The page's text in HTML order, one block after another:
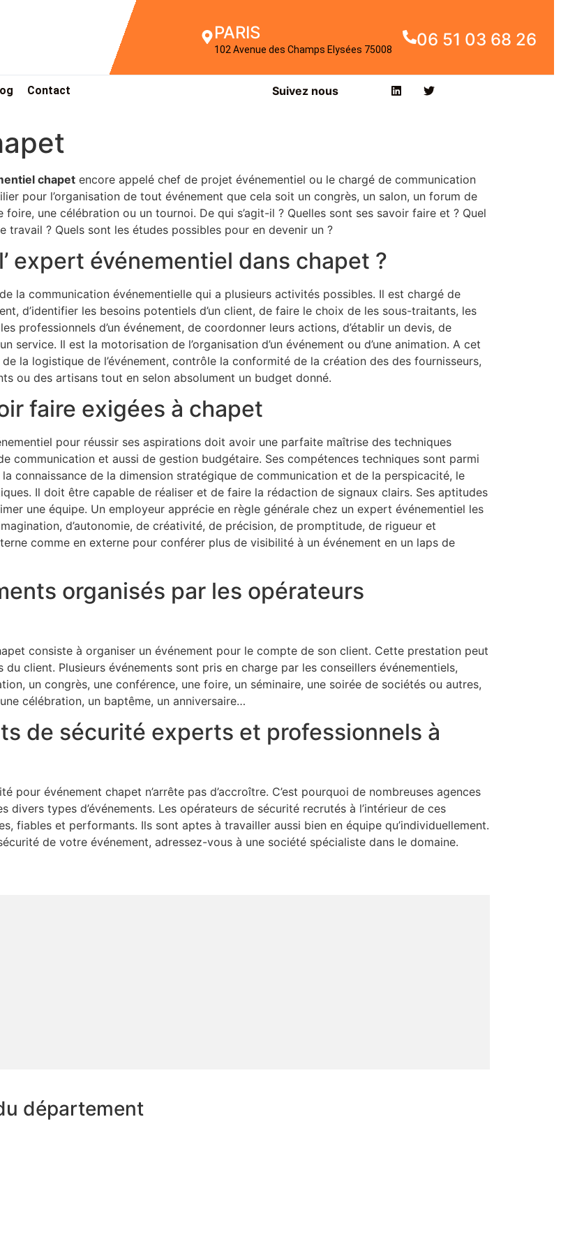
PARIS
102 Avenue des Champs Elysées 75008 06 51 03 68 26
Contact Suivez nous
chapet encore appelé chef de projet événementiel ou le chargé de communication
pour l’organisation de tout événement que cela soit un congrès, un salon, un forum de
foire, une célébration ou un tournoi. De qui s’agit-il ? Quelles sont ses savoir faire et ? Quel
travail ? Quels sont les études possibles pour en devenir un ?
expert événementiel dans chapet ?
de la communication événementielle qui a plusieurs activités possibles. Il est chargé de
d’identifier les besoins potentiels d’un client, de faire le choix de les sous-traitants, les
professionnels d’un événement, de coordonner leurs actions, d’établir un devis, de
service. Il est la motorisation de l’organisation d’un événement ou d’une animation. A cet
de la logistique de l’événement, contrôle la conformité de la création des des fournisseurs,
ou des artisans tout en selon absolument un budget donné.
faire exigées à chapet
pour réussir ses aspirations doit avoir une parfaite maîtrise des techniques
communication et aussi de gestion budgétaire. Ses compétences techniques sont parmi
la connaissance de la dimension stratégique de communication et de la perspicacité, le
Il doit être capable de réaliser et de faire la rédaction de signaux clairs. Ses aptitudes
une équipe. Un employeur apprécie en règle générale chez un expert événementiel les
d’autonomie, de créativité, de précision, de promptitude, de rigueur et
comme en externe pour conférer plus de visibilité à un événement en un laps de
organisés par les opérateurs
consiste à organiser un événement pour le compte de son client. Cette prestation peut
client. Plusieurs événements sont pris en charge par les conseillers événementiels,
un congrès, une conférence, une foire, un séminaire, une soirée de sociétés ou autres,
célébration, un baptême, un anniversaire…
de sécurité experts et professionnels à
pour événement chapet n’arrête pas d’accroître. C’est pourquoi de nombreuses agences
types d’événements. Les opérateurs de sécurité recrutés à l’intérieur de ces
fiables et performants. Ils sont aptes à travailler aussi bien en équipe qu’individuellement.
de votre événement, adressez-vous à une société spécialiste dans le domaine.
département